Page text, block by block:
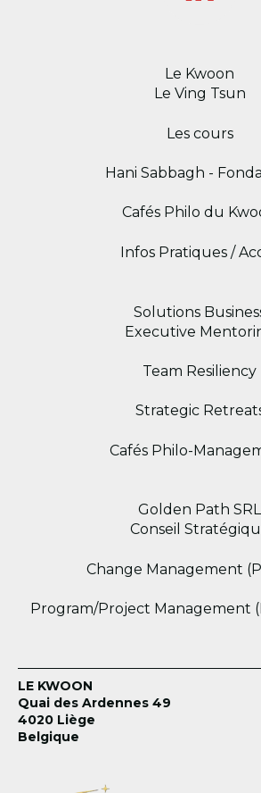
Le Kwoon
Le Ving Tsun
Les cours
Hani Sabbagh -
Cafés Philo du
Infos Pratiques /
Solutions
Executive
Team Resiliency
Strategic
Cafés Philo-
Golden Path SRL
Conseil
Change Management
Program/Project Management
LE KWOON
Quai des Ardennes 49
4020 Liège
Belgique